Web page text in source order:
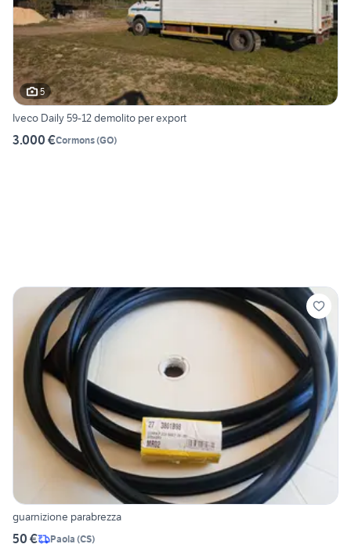
5
Iveco Daily 59-12 demolito per export
3.000 €Cormons(GO)
guarnizione parabrezza
50 € Paola (CS)